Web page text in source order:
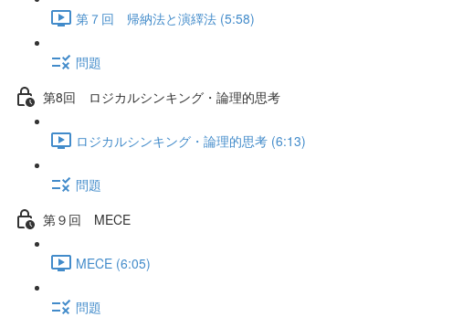
第７回 帰納法と演繹法 (5:58)
問題
第8回 ロジカルシンキング・論理的思考
ロジカルシンキング・論理的思考 (6:13)
問題
第９回 MECE
MECE (6:05)
問題